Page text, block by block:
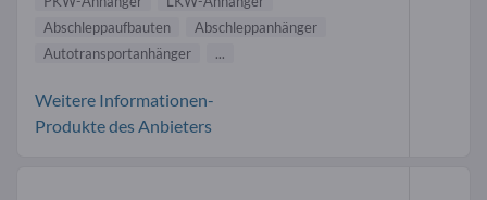
Abschleppaufbauten
Abschleppanhänger
Autotransportanhänger
...
Weitere Informationen-
Produkte des Anbieters